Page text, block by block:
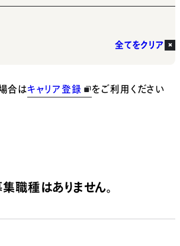
全てをクリア
合はキャリア登録 をご利用ください
職種はありません。